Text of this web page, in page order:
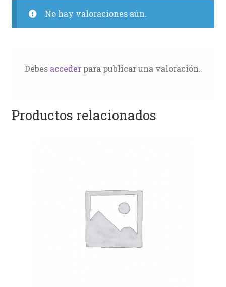
No hay valoraciones aún.
Debes accederpara publicar una valoración.
Productos relacionados